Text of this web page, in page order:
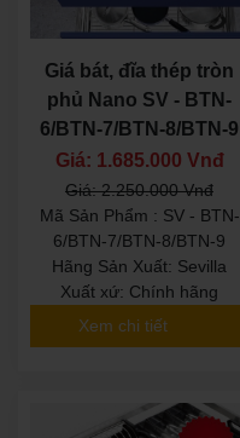
Giá bát, đĩa thép tròn
phủ Nano SV - BTN-
6/BTN-7/BTN-8/BTN-9
Giá: 1.685.000 Vnđ
Giá: 2.250.000 Vnđ
Mã Sản Phẩm : SV - BTN-
6/BTN-7/BTN-8/BTN-9
Hãng Sản Xuất: Sevilla
Xuất xứ: Chính hãng
Xem chi tiết